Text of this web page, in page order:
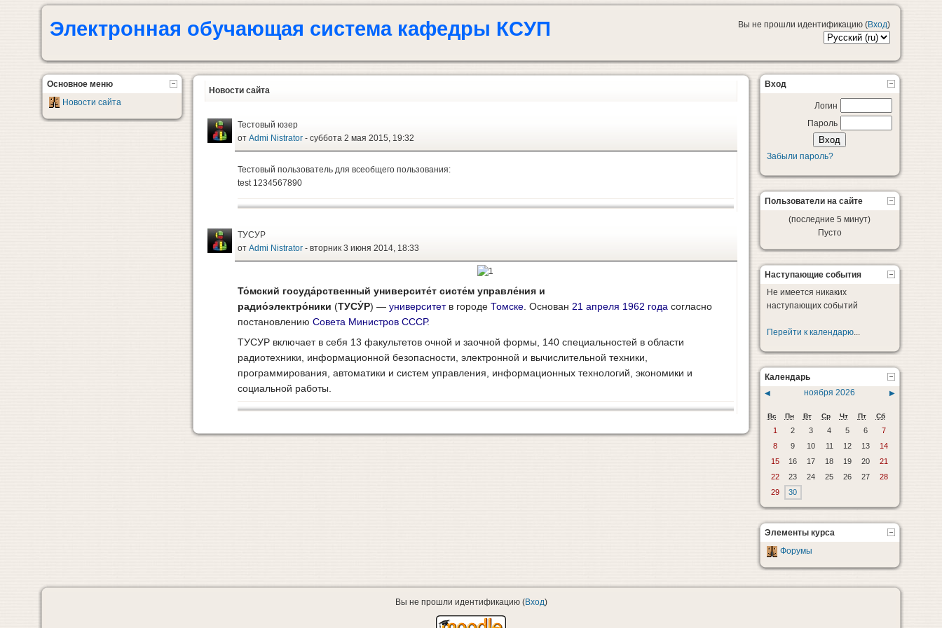
Электронная обучающая система кафедры КСУП Вы не прошли идентификацию (Вход)
Основное меню
Новости сайта
Новости сайта
Тестовый юзер
от Admi Nistrator- суббота 2 мая 2015, 19:32
Тестовый пользователь для всеобщего пользования:
test 1234567890
ТУСУР
от Admi Nistrator- вторник 3 июня 2014, 18:33
То́мский госуда́рственный университе́т систе́м управле́ния и
радио́электро́ники (ТУСУ́Р) — университетв городе Томске. Основан 21 апреля 1962 года согласно
постановлению Совета Министров СССР.
ТУСУР включает в себя 13 факультетов очной и заочной формы, 140 специальностей в области
радиотехники, информационной безопасности, электронной и вычислительной техники,
программирования, автоматики и систем управления, информационных технологий, экономики и
социальной работы.
Вход
Логин
Пароль
Забыли пароль?
Пользователи на сайте
(последние 5 минут)
Пусто
Наступающие события
Не имеется никаких
наступающих событий
Перейти к календарю...
Календарь
◀ ноября 2026 ▶
Вс Пн Вт Ср Чт Пт Сб
1 2 3 4 5 6
7
8
9 10 11 12 13
14
15
16 17 18 19 20
21
22
23 24 25 26 27
28
29
30
Элементы курса
Форумы
Вы не прошли идентификацию (Вход)